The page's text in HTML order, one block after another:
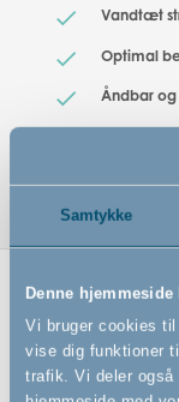
Samtykke
Denne
Vi bruger cookies
vise dig funktioner
trafik. Vi deler også
Vandtæt
Optimal
Åndbar